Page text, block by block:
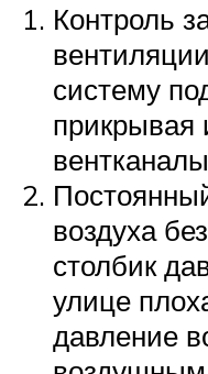
Контроль
систему
прикрывая
воздуха
столбик
улице
давление